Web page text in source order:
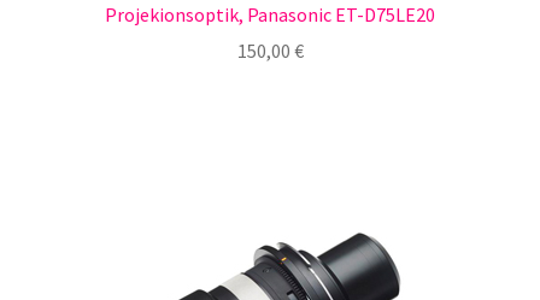
Projekionsoptik, Panasonic ET-D75LE20
150,00 €